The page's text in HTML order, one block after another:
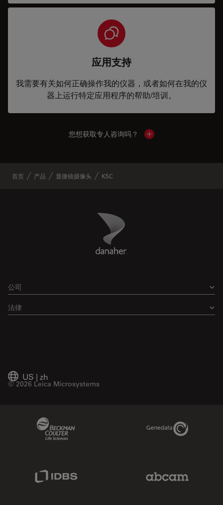
应用支持
我需要有关如何正确操作我的仪器，或者如何在我的仪
器上运行特定应用程序的帮助/培训。
您想获取专人咨询吗？ Show local contacts
首页 产品 显微镜摄像头 K5C
Danaher Logo
公司
法律
US | zh
© 2026 Leica Microsystems
Genedata Link